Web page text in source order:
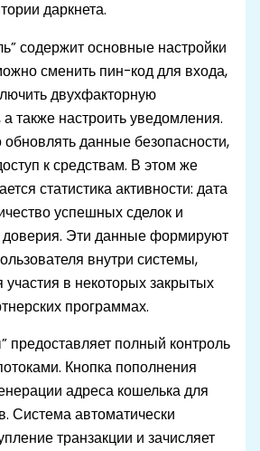
даркнета.
содержит основные настройки
сменить пин-код для входа,
двухфакторную
также настроить уведомления.
данные безопасности,
к средствам. В этом же
статистика активности: дата
успешных сделок и
доверия. Эти данные формируют
внутри системы,
участия в некоторых закрытых
программах.
предоставляет полный контроль
Кнопка пополнения
адреса кошелька для
Система автоматически
транзакции и зачисляет